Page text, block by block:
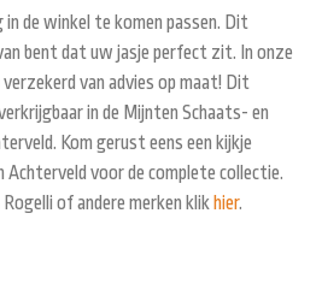
in de winkel te komen passen. Dit
bent dat uw jasje perfect zit. In onze
van advies op maat! Dit
in de Mijnten Schaats- en
Kom gerust eens een kijkje
Achterveld voor de complete collectie.
of andere merken klik hier.